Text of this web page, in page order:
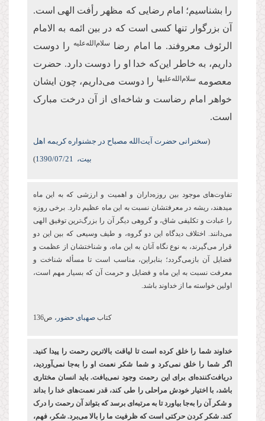
را بشناسیم؛ امام رضایی که مظهر رأفت الهی است.
آن بزرگوار تنها کسی است که در بین ائمه به الامام
الرئوف معروفند. ما امام رضا سلام‌الله‌علیه را دوست
داریم، به خاطر این‌که خدا او را دوست دارد. حضرت
معصومه سلام‌الله‌علیها را دوست می‌داریم، چون ایشان
خواهر امام رضاست و شاخه‌ای از آن درخت مبارک
است.
(سخنرانی حضرت آیت‌الله مصباح در جشنواره کریمه اهل
بیت،
1390/07/21
)
تفاوت‌های موجود بین روزه‌‏داران و اهمیت و ارزشی كه به این ماه
می‏دهند، ریشه در معرفتشان نسبت به این ماه عظیم دارد. برخی روزه
را عبادت و تكلیفی شاق، و گروهی دیگر آن را بزرگ‌ترین توفیق الهی
می‌دانند. اختلاف دیدگاه این دو گروه، و طیف وسیعی که بین این دو
قرار می‌گیرند، به نوع نگاه آنان به این ماه، و شناختشان از عظمت و
فضایل آن بازمی‌گردد؛ بنابراین، مناسب است تا مسأله شناخت و
معرفت نسبت به این ماه و فضایل و حرمت آن که بسیار مهم است،
اولین خواسته ما از خداوند باشد.
کتاب صهبای حضور، ص136
خداوند شما را خلق کرده ‌است تا لیاقت بالاترین رحمت را پیدا کنید.
اگر شما را خلق نمی‌کرد و شما شکر نعمت او را به‌جا نمی‌آوردید،
دریافت‌کننده‌ای برای این رحمت وجود نمی‌یافت. باید انسان مختاری
باشد، با اختیار خودش مراحلی را طی کند، قدر نعمت‌های خدا را بداند
و شکر آن را به‌جا بیاورد تا به مرتبه‌ای برسد که بتواند آن رحمت را درک
کند. شکر کردن حرکتی است که ظرفیت ما را بالا می‌برد. شکر، فهم،